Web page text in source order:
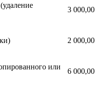
3 000,00
2 000,00
или
6 000,00